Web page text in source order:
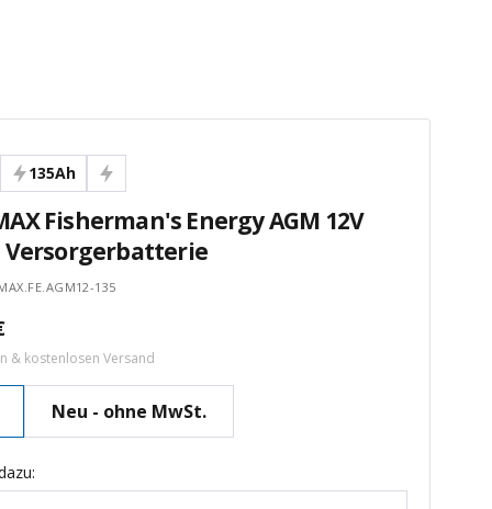
135Ah
Fisherman's Energy AGM 12V
Versorgerbatterie
135
& kostenlosen Versand
Neu - ohne MwSt.